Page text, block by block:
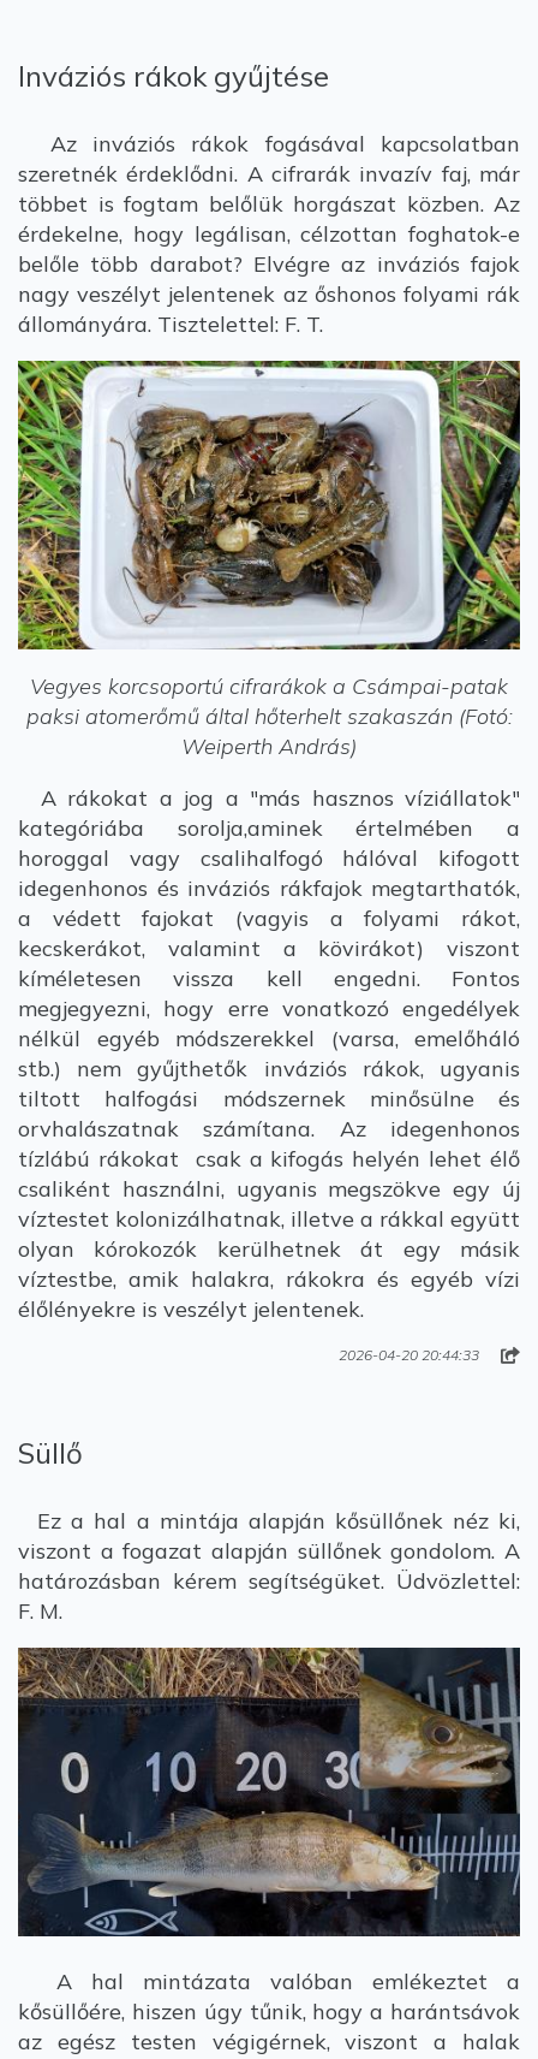
Inváziós rákok gyűjtése
Az inváziós rákok fogásával kapcsolatban
szeretnék érdeklődni. A cifrarák invazív faj, már
többet is fogtam belőlük horgászat közben. Az
érdekelne, hogy legálisan, célzottan foghatok-e
belőle több darabot? Elvégre az inváziós fajok
nagy veszélyt jelentenek az őshonos folyami rák
állományára. Tisztelettel: F. T.
Vegyes korcsoportú cifrarákok a Csámpai-patak
paksi atomerőmű által hőterhelt szakaszán (Fotó:
Weiperth András)
A rákokat a jog a "más hasznos víziállatok"
kategóriába sorolja,aminek értelmében a
horoggal vagy csalihalfogó hálóval kifogott
idegenhonos és inváziós rákfajok megtarthatók,
a védett fajokat (vagyis a folyami rákot,
kecskerákot, valamint a kövirákot) viszont
kíméletesen vissza kell engedni. Fontos
megjegyezni, hogy erre vonatkozó engedélyek
nélkül egyéb módszerekkel (varsa, emelőháló
stb.) nem gyűjthetők inváziós rákok, ugyanis
tiltott halfogási módszernek minősülne és
orvhalászatnak számítana. Az idegenhonos
tízlábú rákokat csak a kifogás helyén lehet élő
csaliként használni, ugyanis megszökve egy új
víztestet kolonizálhatnak, illetve a rákkal együtt
olyan kórokozók kerülhetnek át egy másik
víztestbe, amik halakra, rákokra és egyéb vízi
élőlényekre is veszélyt jelentenek.
2026-04-20 20:44:33
Süllő
Ez a hal a mintája alapján kősüllőnek néz ki,
viszont a fogazat alapján süllőnek gondolom. A
határozásban kérem segítségüket. Üdvözlettel:
F. M.
A hal mintázata valóban emlékeztet a
kősüllőére, hiszen úgy tűnik, hogy a harántsávok
az egész testen végigérnek, viszont a halak